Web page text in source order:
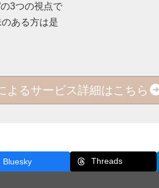
の3つの視点で
ある方は是
よるサービス詳細はこちら
Bluesky Threads